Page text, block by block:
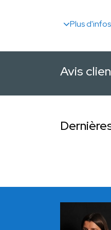
Plus d'infos
Avis